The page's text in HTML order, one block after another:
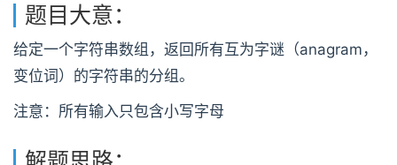
题目大意：
给定一个字符串数组，返回所有互为字谜（anagram，
变位词）的字符串的分组。
注意：所有输入只包含小写字母